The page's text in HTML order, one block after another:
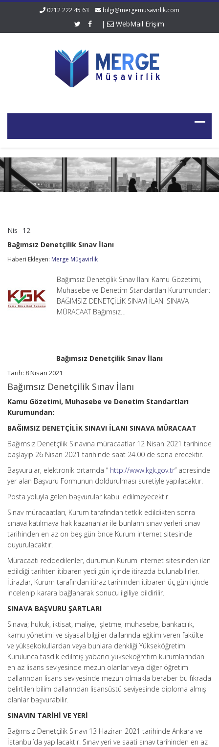
0212 222 45 63 bilgi@mergemusavirlik.com
| WebMail Erişim
Nis 12
Sınav
İlanı
için
Bağımsız Denetçilik Sınav İlanı
Haberi Ekleyen: Merge Müşavirlik
Bağımsız Denetçilik Sınav İlanı Kamu Gözetimi,
Muhasebe ve Denetim Standartları Kurumundan:
BAĞIMSIZ DENETÇİLİK SINAVI İLANI SINAVA
MÜRACAAT Bağımsız…
Bağımsız Denetçilik Sınav İlanı
Tarih: 8 Nisan 2021
Bağımsız Denetçilik Sınav İlanı
Kamu Gözetimi, Muhasebe ve Denetim Standartları
Kurumundan:
BAĞIMSIZ DENETÇİLİK SINAVI İLANI SINAVA MÜRACAAT
Bağımsız Denetçilik Sınavına müracaatlar 12 Nisan 2021 tarihinde
başlayıp 26 Nisan 2021 tarihinde saat 24.00 de sona erecektir.
Başvurular, elektronik ortamda “ http://www.kgk.gov.tr” adresinde
yer alan Başvuru Formunun doldurulması suretiyle yapılacaktır.
Posta yoluyla gelen başvurular kabul edilmeyecektir.
Sınav müracaatları, Kurum tarafından tetkik edildikten sonra
sınava katılmaya hak kazananlar ile bunların sınav yerleri sınav
tarihinden en az on beş gün önce Kurum internet sitesinde
duyurulacaktır.
Müracaatı reddedilenler, durumun Kurum internet sitesinden ilan
edildiği tarihten itibaren yedi gün içinde itirazda bulunabilirler.
İtirazlar, Kurum tarafından itiraz tarihinden itibaren üç gün içinde
incelenip karara bağlanarak sonucu ilgiliye bildirilir.
SINAVA BAŞVURU ŞARTLARI
Sınava; hukuk, iktisat, maliye, işletme, muhasebe, bankacılık,
kamu yönetimi ve siyasal bilgiler dallarında eğitim veren fakülte
ve yüksekokullardan veya bunlara denkliği Yükseköğretim
Kurulunca tasdik edilmiş yabancı yükseköğretim kurumlarından
en az lisans seviyesinde mezun olanlar veya diğer öğretim
dallarından lisans seviyesinde mezun olmakla beraber bu fıkrada
belirtilen bilim dallarından lisansüstü seviyesinde diploma almış
olanlar başvurabilir.
SINAVIN TARİHİ VE YERİ
Bağımsız Denetçilik Sınavı 13 Haziran 2021 tarihinde Ankara ve
İstanbul’da yapılacaktır. Sınav yeri ve saati sınav tarihinden en az